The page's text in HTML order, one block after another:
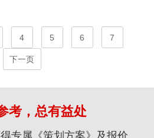
4 5 6 7
下一页
考，总有益处
专属《策划方案》及报价